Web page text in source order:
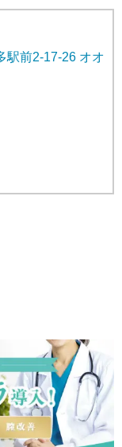
駅前2-17-26 オオ